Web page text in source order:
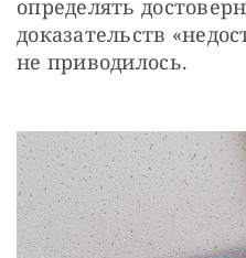
определять
доказательств
не приводилось.